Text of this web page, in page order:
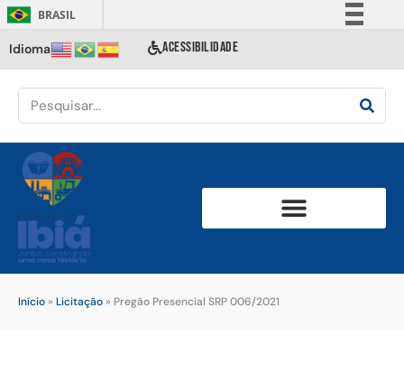
BRASIL
Comunica BR
Acesso à informação
Idioma ACESSIBILIDADE
Início » Licitação » Pregão Presencial SRP 006/2021